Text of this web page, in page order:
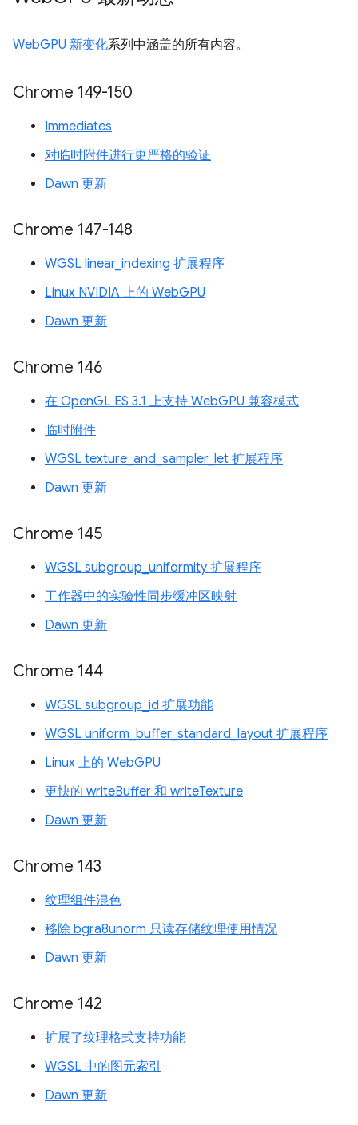
WebGPU 新变化系列中涵盖的所有内容。
Chrome 149-150
Immediates
对临时附件进行更严格的验证
Dawn 更新
Chrome 147-148
WGSL linear_indexing 扩展程序
Linux NVIDIA 上的 WebGPU
Dawn 更新
Chrome 146
在 OpenGL ES 3.1 上支持 WebGPU 兼容模式
临时附件
WGSL texture_and_sampler_let 扩展程序
Dawn 更新
Chrome 145
WGSL subgroup_uniformity 扩展程序
工作器中的实验性同步缓冲区映射
Dawn 更新
Chrome 144
WGSL subgroup_id 扩展功能
WGSL uniform_buffer_standard_layout 扩展程序
Linux 上的 WebGPU
更快的 writeBuffer 和 writeTexture
Dawn 更新
Chrome 143
纹理组件混色
移除 bgra8unorm 只读存储纹理使用情况
Dawn 更新
Chrome 142
扩展了纹理格式支持功能
WGSL 中的图元索引
Dawn 更新